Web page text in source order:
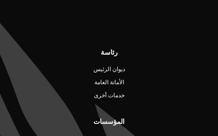
رئاسة
ديوان الرئيس
الأمانة العامة
خدمات أخرى
المؤسسات